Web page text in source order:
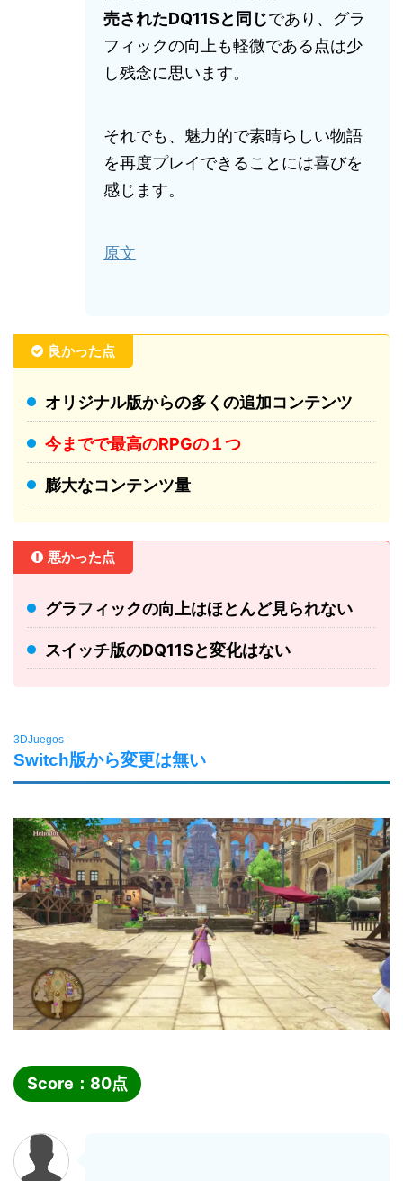
売されたDQ11Sと同じであり、グラ
フィックの向上も軽微である点は少
し残念に思います。
それでも、魅力的で素晴らしい物語
を再度プレイできることには喜びを
感じます。
原文
良かった点
オリジナル版からの多くの追加コンテンツ
今までで最高のRPGの１つ
膨大なコンテンツ量
悪かった点
グラフィックの向上はほとんど見られない
スイッチ版のDQ11Sと変化はない
3DJuegos -
Switch版から変更は無い
Score： 80点